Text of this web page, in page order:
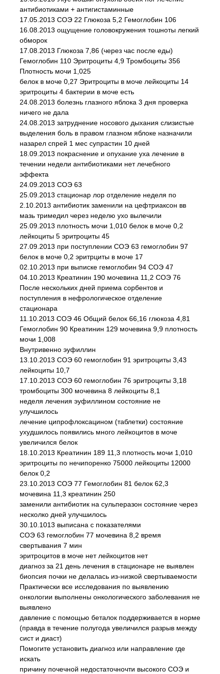
антибиотиками + антигистаминные
17.05.2013 СОЭ 22 Глюкоза 5,2 Гемоглобин 106
16.08.2013 ощущение головокружения тошноты легкий
обморок
17.08.2013 Глюкоза 7,86 (через час после еды)
Гемоглобин 110 Эритроциты 4,9 Тромбоциты 356
Плотность мочи 1,025
белок в моче 0,27 Эритроциты в моче лейкоциты 14
эритроциты 4 бактерии в моче есть
24.08.2013 болезнь глазного яблока 3 дня проверка
ничего не дала
24.08.2013 затруднение носового дыхания слизистые
выделения боль в правом глазном яблоке назначили
назарел спрей 1 мес супрастин 10 дней
18.09.2013 покраснение и опухание уха лечение в
течении недели антибиотиками нет лечебного
эффекта
24.09.2013 СОЭ 63
25.09.2013 стационар лор отделение неделя по
2.10.2013 антибиотик заменили на цефтриаксон вв
мазь тримедил через неделю ухо вылечили
25.09.2013 плотность мочи 1,010 белок в моче 0,2
лейкоциты 5 эритроциты 45
27.09.2013 при поступлении СОЭ 63 гемоглобин 97
белок в моче 0,2 эритрциты в моче 17
02.10.2013 при выписке гемоглобин 94 СОЭ 47
04.10.2013 Креатинин 190 мочевина 11,2 СОЭ 76
После нескольких дней приема сорбентов и
поступления в нефрологическое отделение
стационара
11.10.2013 СОЭ 46 Общий белок 66,16 глюкоза 4,81
Гемоглобин 90 Креатинин 129 мочевина 9,9 плотность
мочи 1,008
Внутривенно эуфиллин
13.10.2013 СОЭ 60 гемоглобин 91 эритроциты 3,43
лейкоциты 10,7
17.10.2013 СОЭ 60 гемоглобин 76 эритроциты 3,18
тромбоциты 300 мочевина 8 лейкоциты 8,1
неделя лечения эуфиллином состояние не
улучшилось
лечение ципрофлоксацином (таблетки) состояние
ухудшилось появились много лейкоцитов в моче
увеличился белок
18.10.2013 Креатинин 189 11,3 плотность мочи 1,010
эритроциты по нечипоренко 75000 лейкоциты 12000
белок 0,2
23.10.2013 СОЭ 77 Гемоглобин 81 белок 62,3
мочевина 11,3 креатинин 250
заменили антибиотик на сульперазон состояние через
несколко дней улучшилось
30.10.1013 выписана с показателями
СОЭ 63 гемоглобин 77 мочевина 8,2 время
свертывания 7 мин
эритроцитов в моче нет лейкоцитов нет
диагноз за 21 день лечения в стационаре не выявлен
биопсия почки не делалась из-низкой свертываемости
Практически все исследования по выявлению
онкологии выполнены онкологического заболевания не
выявлено
давление с помощью беталок поддерживается в норме
(правда в течение полугода увеличился разрыв между
сист и диаст)
Помогите установить диагноз или направление где
искать
причину почечной недостаточночти высокого СОЭ и